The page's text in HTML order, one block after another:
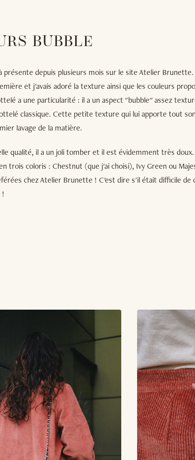
BUBBLE
depuis plusieurs mois sur le site Atelier Brunette.
et j'avais adoré la texture ainsi que les couleurs
a une particularité : il a un aspect "bubble" assez
classique. Cette petite texture qui lui apporte tout
lavage de la matière.
qualité, il a un joli tomber et il est évidemment très doux.
trois coloris : Chestnut (que j'ai choisi), Ivy Green ou
chez Atelier Brunette ! C'est dire s'il était difficile de